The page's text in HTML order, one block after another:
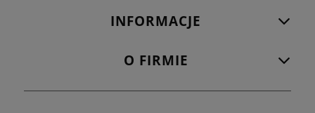
INFORMACJE
O FIRMIE